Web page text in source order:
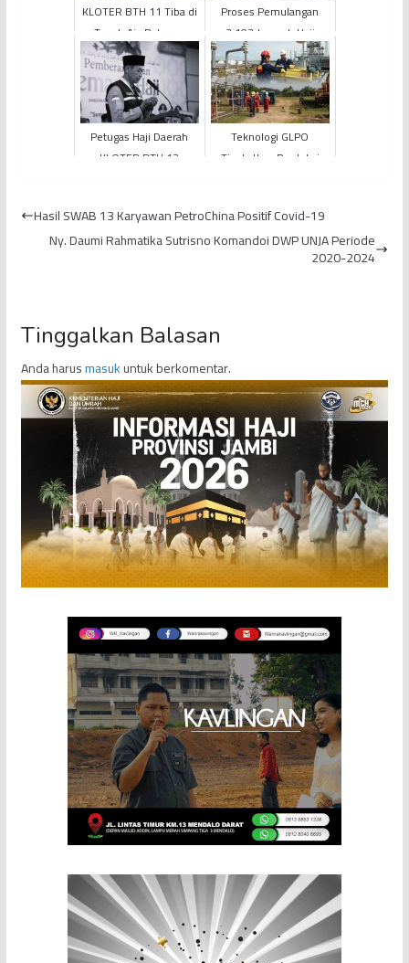
KLOTER BTH 11 Tiba di
Tanah Air, Ratusan
Jemaah Transit di
Bandara Hang Nadim
Batam
Proses Pemulangan
3.103 Jemaah Haji
Provinsi Jambi Dimulai
Petugas Haji Daerah
KLOTER BTH 13
Suci
Teknologi GLPO
Tingkatkan Produksi
Ltd.
Hasil SWAB 13 Karyawan PetroChina Positif Covid-19
Ny. Daumi Rahmatika Sutrisno Komandoi DWP UNJA Periode
2020-2024
Tinggalkan Balasan
Anda harusmasukuntuk berkomentar.